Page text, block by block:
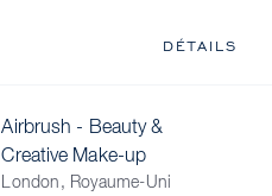
DÉTAILS
Airbrush - Beauty &
Creative Make-up
London, Royaume-Uni